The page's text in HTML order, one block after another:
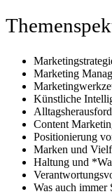
Marketing
Künstliche
Content
Positionierung
Marken und
Haltung und
Was auch